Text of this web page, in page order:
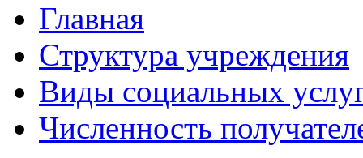
Главная
Структура учреждения
Виды социальных
Численность